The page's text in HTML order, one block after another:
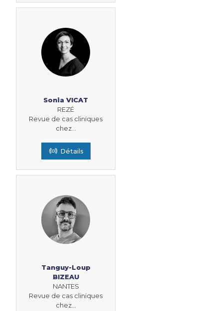
Sonia VICAT
REZÉ
Revue de cas cliniques
chez...
Détails
Tanguy-Loup
BIZEAU
NANTES
Revue de cas cliniques
chez...